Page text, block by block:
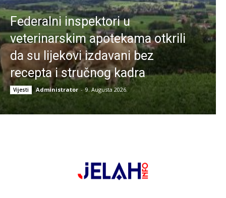
Federalni inspektori u
veterinarskim apotekama otkrili
da su lijekovi izdavani bez
recepta i stručnog kadra
Vijesti Administrator - 9. Augusta 2026.